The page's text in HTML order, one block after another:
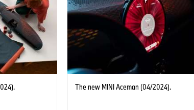
The new MINI Aceman (04/2024).